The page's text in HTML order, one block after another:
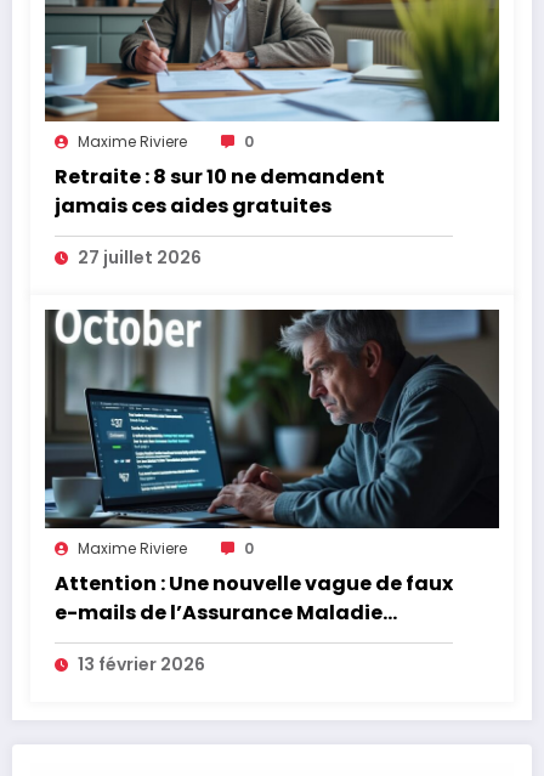
Maxime Riviere 0
Retraite : 8 sur 10 ne demandent
jamais ces aides gratuites
27 juillet 2026
Maxime Riviere 0
Attention : Une nouvelle vague de faux
e-mails de l’Assurance Maladie
menace la couverture de vos frais de
santé
13 février 2026